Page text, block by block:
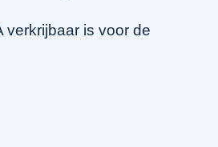
verkrijbaar is voor de